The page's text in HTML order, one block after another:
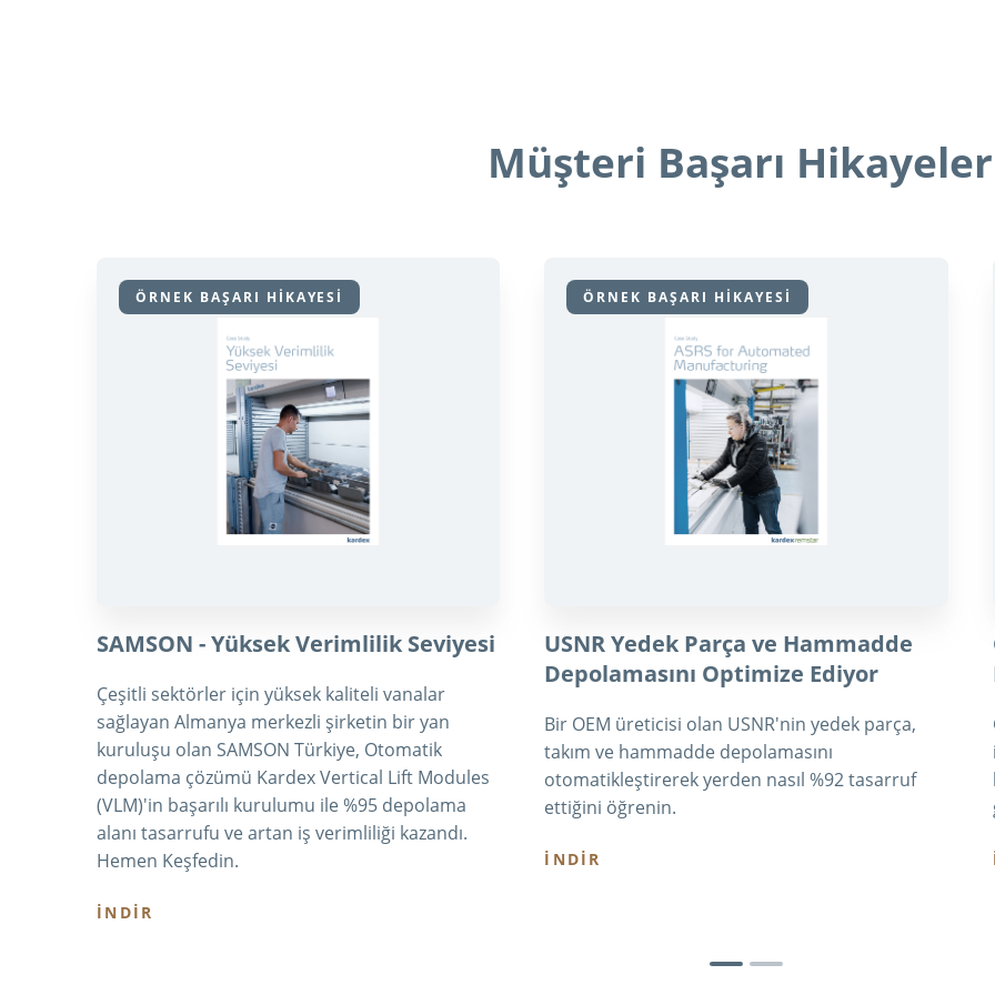
Müşteri Başarı
ÖRNEK BAŞARI HİKAYESİ
SAMSON - Yüksek Verimlilik Seviyesi
Çeşitli sektörler için yüksek kaliteli vanalar
sağlayan Almanya merkezli şirketin bir yan
kuruluşu olan SAMSON Türkiye, Otomatik
depolama çözümü Kardex Vertical Lift Modules
(VLM)'in başarılı kurulumu ile %95 depolama
alanı tasarrufu ve artan iş verimliliği kazandı.
Hemen Keşfedin.
İNDİR
ÖRNEK BAŞARI HİKAYESİ
USNR Yedek Parça ve Hammadde
Depolamasını Optimize Ediyor
Bir OEM üreticisi olan USNR'nin yedek parça,
takım ve hammadde depolamasını
otomatikleştirerek yerden nasıl %92 tasarruf
ettiğini öğrenin.
İNDİR